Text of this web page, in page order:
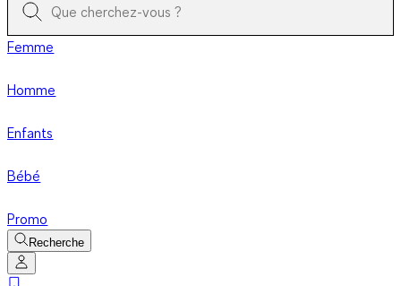
Femme
Homme
Enfants
Bébé
Promo
Recherche